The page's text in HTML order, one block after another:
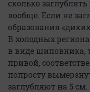
сколько
вообще. Если не
образования
В холодных
в виде шиповника,
привой,
попросту
заглубляют на 5